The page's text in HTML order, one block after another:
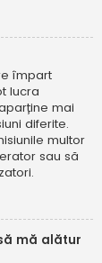
împart
lucra
mai
diferite.
multor
sau să
mă alătur